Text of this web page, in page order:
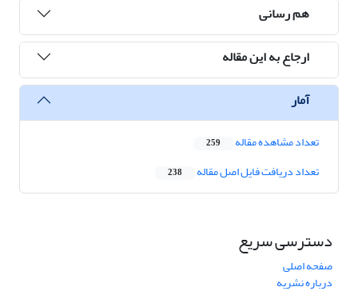
هم رسانی
ارجاع به این مقاله
آمار
تعداد مشاهده مقاله 259
تعداد دریافت فایل اصل مقاله 238
دسترسی سریع
صفحه اصلی
درباره نشریه